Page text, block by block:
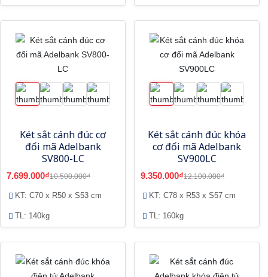
Két sắt cánh đúc cơ
đổi mã Adelbank
SV800-LC
7.699.000₫10.500.000₫
KT: C70 x R50 x S53 cm
TL: 140kg
Két sắt cánh đúc khóa
cơ đổi mã Adelbank
SV900LC
9.350.000₫12.100.000₫
KT: C78 x R53 x S57 cm
TL: 160kg